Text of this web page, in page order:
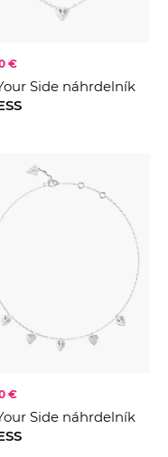
€
Side náhrdelník
€
Side náhrdelník